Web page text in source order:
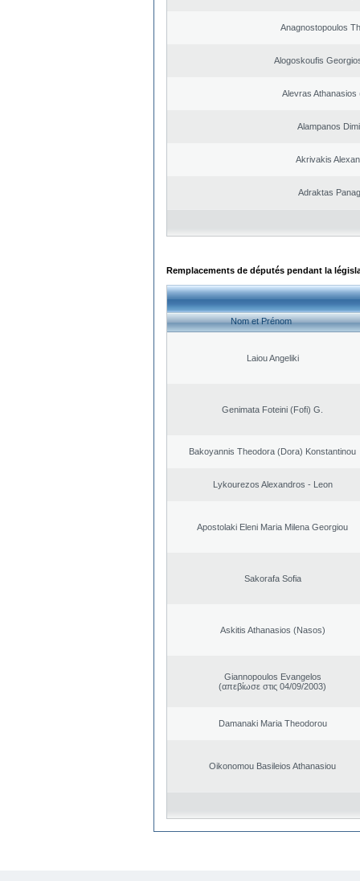
Anagnostopoulos
Alogoskoufis
Alevras Athanasios
Alampanos
Akrivakis
Adraktas
Remplacements de députés pendant la
Nom et Prénom
Laiou Angeliki
Genimata Foteini (Fofi) G.
Bakoyannis Theodora (Dora) Konstantinou
Lykourezos Alexandros - Leon
Apostolaki Eleni Maria Milena Georgiou
Sakorafa Sofia
Askitis Athanasios (Nasos)
Giannopoulos Evangelos
(απεβίωσε στις 04/09/2003)
Damanaki Maria Theodorou
Oikonomou Basileios Athanasiou